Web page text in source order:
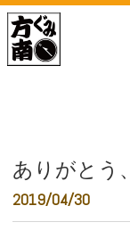
ありがとう
2019/04/30